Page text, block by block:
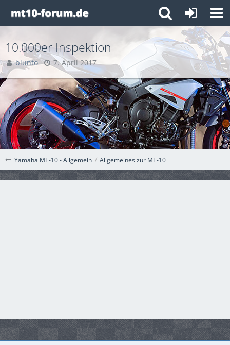
Yamaha MT-10 - Allgemein Allgemeines zur MT-10
10.000er Inspektion
blunto 7. April 2017